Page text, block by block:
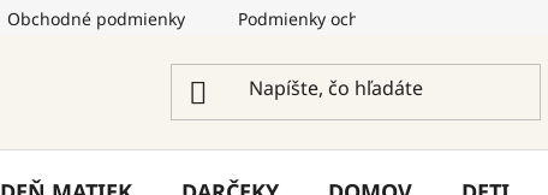
Obchodné podmienky Podmienky ochrany osobných údajov